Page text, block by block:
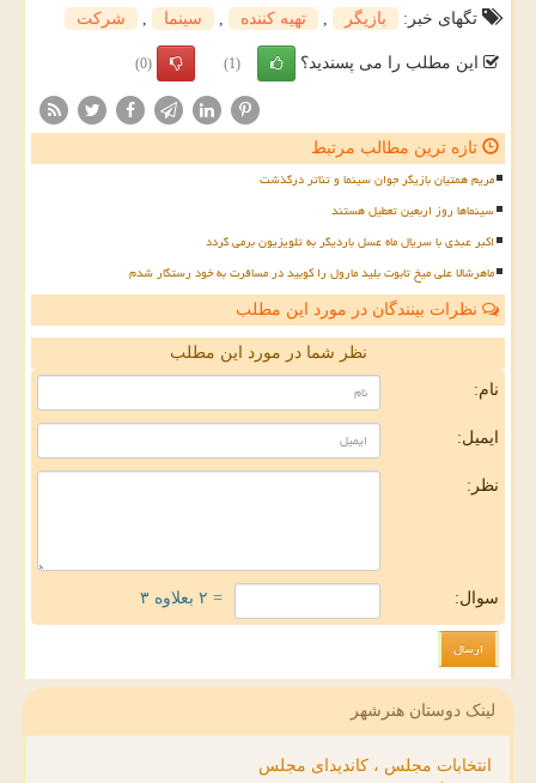
تگهای خبر:
بازیگر , تهیه كننده , سینما , شركت
این مطلب را می پسندید؟ (1)
(0)
تازه ترین مطالب مرتبط
مریم همتیان بازیگر جوان سینما و تئاتر درگذشت
سینماها روز اربعین تعطیل هستند
اکبر عبدی با سریال ماه عسل باردیگر به تلویزیون برمی گردد
ماهرشالا علی میخ تابوت بلید مارول را کوبید در مسافرت به خود رستگار شدم
نظرات بینندگان در مورد این مطلب
نظر شما در مورد این مطلب
نام:
ایمیل:
نظر:
سوال: = ۲ بعلاوه ۳
لینک دوستان هنرشهر
انتخابات مجلس ، کاندیدای مجلس